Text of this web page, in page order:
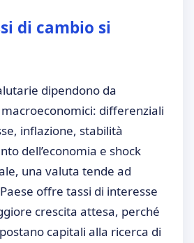
di cambio si
dipendono da
differenziali
inflazione, stabilità
dell’economia e shock
una valuta tende ad
offre tassi di interesse
crescita attesa, perché
capitali alla ricerca di